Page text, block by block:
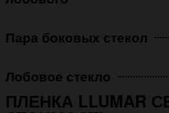
Пара боковых стекол
Лобовое стекло
ПЛЕНКА LLUMAR